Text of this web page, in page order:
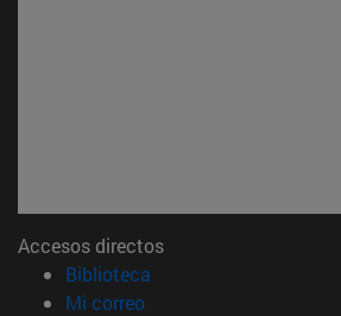
Accesos directos
Biblioteca
Mi correo(abre en nueva ventana)